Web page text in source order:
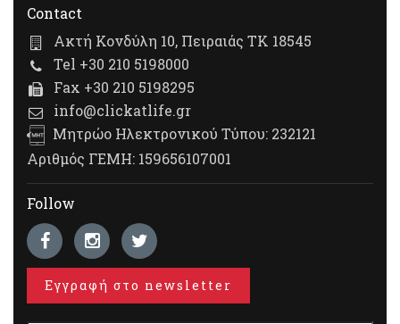
Contact
Ακτή Κονδύλη 10, Πειραιάς ΤΚ 18545
Tel +30 210 5198000
Fax +30 210 5198295
info@clickatlife.gr
Μητρώο Ηλεκτρονικού Τύπου: 232121
Αριθμός ΓΕΜΗ: 159656107001
Follow
Εγγραφή στο newsletter